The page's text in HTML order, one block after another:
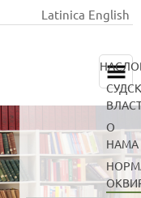
Latinica English
О
НАМА